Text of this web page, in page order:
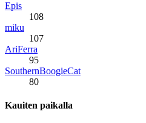
Epis
108
miku
107
AriFerra
95
SouthernBoogieCat
80
Kauiten paikalla